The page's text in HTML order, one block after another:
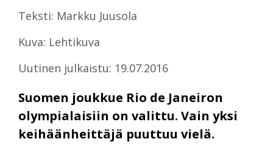
Teksti: Markku Juusola
Kuva: Lehtikuva
Uutinen julkaistu: 19.07.2016
Suomen joukkue Rio de Janeiron
olympialaisiin on valittu. Vain yksi
keihäänheittäjä puuttuu vielä.